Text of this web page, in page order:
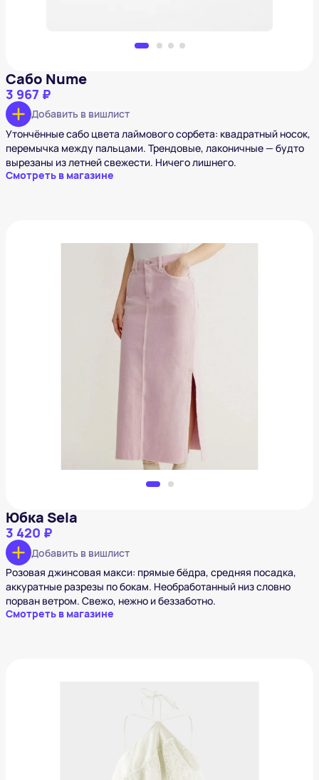
Сабо Nume
3 967 ₽
Добавить в вишлист
Утончённые сабо цвета лаймового сорбета: квадратный носок,
перемычка между пальцами. Трендовые, лаконичные — будто
вырезаны из летней свежести. Ничего лишнего.
Смотреть в магазине
Добавить в вишлист
Юбка Sela
3 420 ₽
Добавить в вишлист
Розовая джинсовая макси: прямые бёдра, средняя посадка,
аккуратные разрезы по бокам. Необработанный низ словно
порван ветром. Свежо, нежно и беззаботно.
Смотреть в магазине